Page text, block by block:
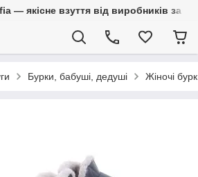
— якісне взуття від виробників за
Бурки, бабуші, дедуші Жіночі